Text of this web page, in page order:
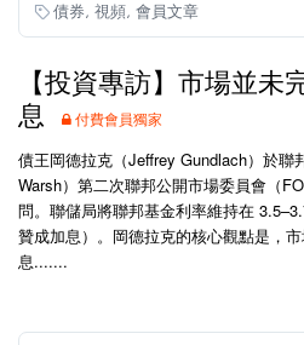
債券 視頻 會員文章
【投資專訪】市場並未
息
付費會員獨家
債王岡德拉克（Jeffrey Gundlach）於聯
Warsh）第二次聯邦公開市場委員會（
問。聯儲局將聯邦基金利率維持在
贊成加息）。岡德拉克的核心觀點是，
息.......